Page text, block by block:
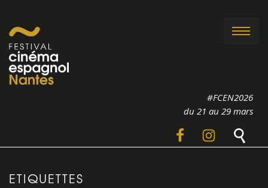
#FCEN2026
du 21 au 29 mars
ETIQUETTES